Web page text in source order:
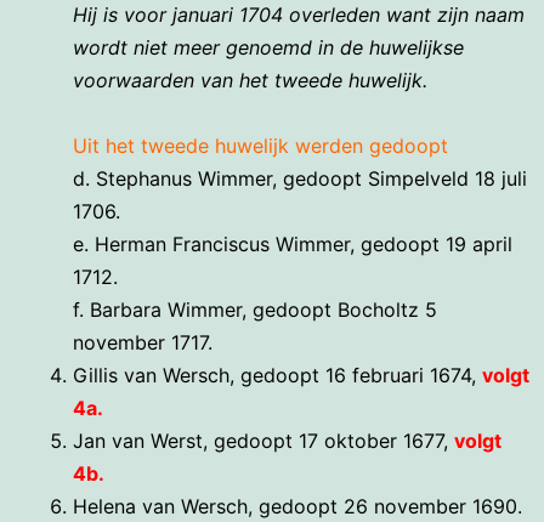
Hij is voor januari 1704 overleden want zijn naam
wordt niet meer genoemd in de huwelijkse
voorwaarden van het tweede huwelijk.
Uit het tweede huwelijk werden gedoopt
d. Stephanus Wimmer, gedoopt Simpelveld 18 juli
1706.
e. Herman Franciscus Wimmer, gedoopt 19 april
1712.
f. Barbara Wimmer, gedoopt Bocholtz 5
november 1717.
Gillis van Wersch, gedoopt 16 februari 1674, volgt
4a.
Jan van Werst, gedoopt 17 oktober 1677, volgt
4b.
Helena van Wersch, gedoopt 26 november 1690.